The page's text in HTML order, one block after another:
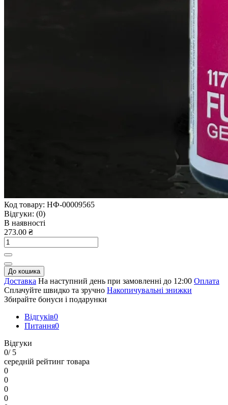
Код товару: НФ-00009565
Відгуки: (0)
В наявності
273.00 ₴
До кошика
Доставка На наступний день при замовленні до 12:00 Оплата
Сплачуйте швидко та зручно Накопичувальні знижки
Збирайте бонуси і подарунки
Відгуків0
Питання0
Відгуки
0/ 5
середній рейтинг товара
0
0
0
0